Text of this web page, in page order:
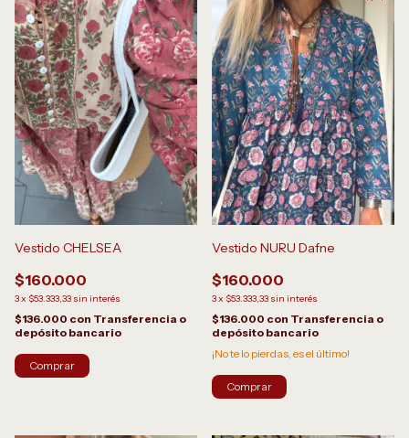
Vestido CHELSEA
$160.000
3x $53.333,33 sin interés
$136.000 con Transferencia o
depósito bancario
Vestido NURU Dafne
$160.000
3x $53.333,33 sin interés
$136.000 con Transferencia o
depósito bancario
¡No te lo pierdas, es el último!
Comprar